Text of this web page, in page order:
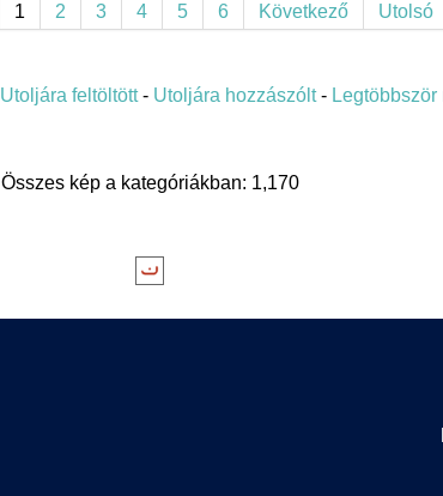
1 2 3 4 5 6 Következő Utolsó
Utoljára feltöltött- Utoljára hozzászólt-
Összes kép a kategóriákban: 1,170